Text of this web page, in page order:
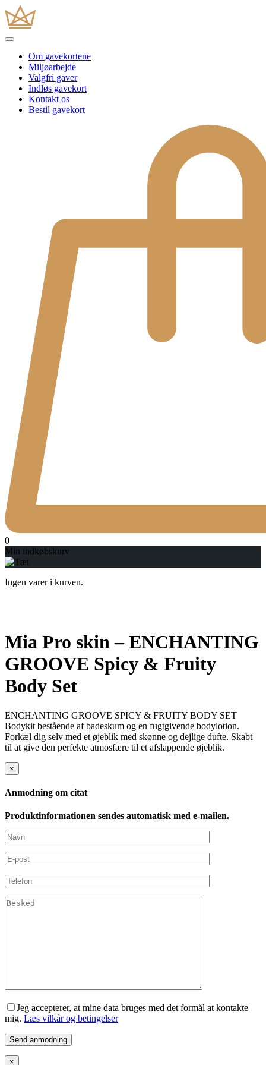
Om gavekortene
Miljøarbejde
Valgfri gaver
Indløs gavekort
Kontakt os
Bestil gavekort
0
Min indkøbskurv
Ingen varer i kurven.
Mia Pro skin – ENCHANTING
GROOVE Spicy & Fruity
Body Set
ENCHANTING GROOVE SPICY & FRUITY BODY SET
Bodykit bestående af badeskum og en fugtgivende bodylotion.
Forkæl dig selv med et øjeblik med skønne og dejlige dufte. Skabt
til at give den perfekte atmosfære til et afslappende øjeblik.
×
Anmodning om citat
Produktinformationen sendes automatisk med e-mailen.
Jeg accepterer, at mine data bruges med det formål at kontakte
mig. Læs vilkår og betingelser
×